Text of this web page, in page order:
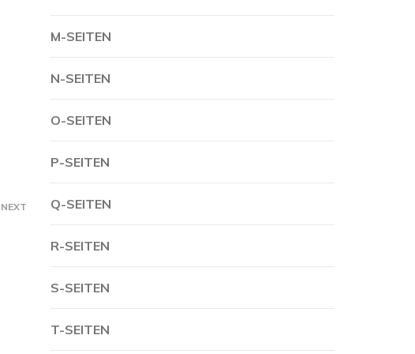
NEXT
M-SEITEN
N-SEITEN
O-SEITEN
P-SEITEN
Q-SEITEN
R-SEITEN
S-SEITEN
T-SEITEN